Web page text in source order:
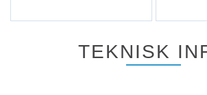
TEKNISK